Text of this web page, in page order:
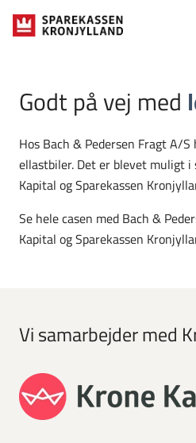
Godt på vej med
Hos Bach & Pedersen Fragt A/
ellastbiler. Det er blevet muligt i
Kapital og Sparekassen
Se hele casen med Bach &
Kapital og Sparekassen
Vi samarbejder med